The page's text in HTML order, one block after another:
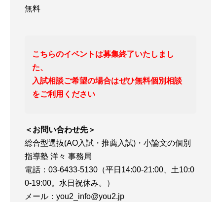
無料
こちらのイベントは募集終了いたしまし
た、
入試相談ご希望の場合はぜひ無料個別相談
をご利用ください
＜お問い合わせ先＞
総合型選抜(AO入試・推薦入試)・小論文の個別
指導塾 洋々 事務局
電話：03-6433-5130（平日14:00-21:00、土10:0
0-19:00。水日祝休み。）
メール：you2_info@you2.jp